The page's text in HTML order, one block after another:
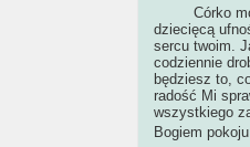
Córko
dziecięcą
sercu twoim.
codziennie
będziesz to,
radość Mi
wszystkiego
Bogiem